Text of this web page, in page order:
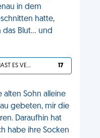
in dem
hatte,
das Blut... und
DU HAST ES VERDIENT 17
alten Sohn alleine
gebeten, mir die
Daraufhin hat
habe ihre Socken